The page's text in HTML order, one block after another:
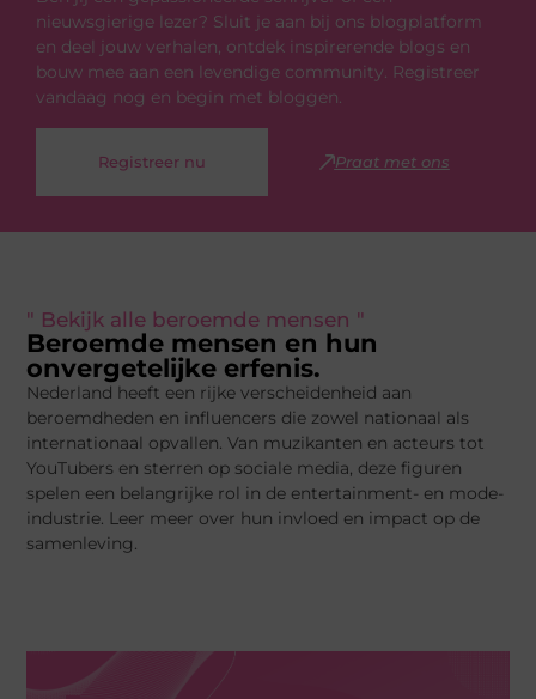
nieuwsgierige lezer? Sluit je aan bij ons blogplatform
en deel jouw verhalen, ontdek inspirerende blogs en
bouw mee aan een levendige community. Registreer
vandaag nog en begin met bloggen.
Registreer nu Praat met ons
" Bekijk alle beroemde mensen "
Beroemde mensen en hun
onvergetelijke erfenis.
Nederland heeft een rijke verscheidenheid aan
beroemdheden en influencers die zowel nationaal als
internationaal opvallen. Van muzikanten en acteurs tot
YouTubers en sterren op sociale media, deze figuren
spelen een belangrijke rol in de entertainment- en mode-
industrie. Leer meer over hun invloed en impact op de
samenleving.